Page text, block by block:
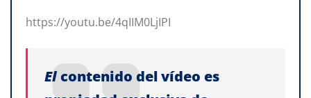
https://youtu.be/4qIIM0LjIPI
Elcontenido del vídeo es